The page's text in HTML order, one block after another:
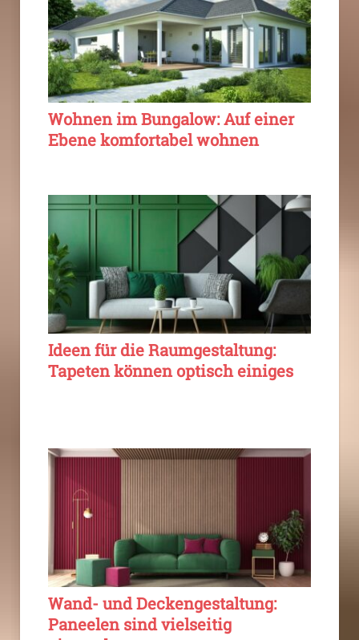
Wohnen im Bungalow: Auf einer
Ebene komfortabel wohnen
Ideen für die Raumgestaltung:
Tapeten können optisch einiges
Wand- und Deckengestaltung:
Paneelen sind vielseitig